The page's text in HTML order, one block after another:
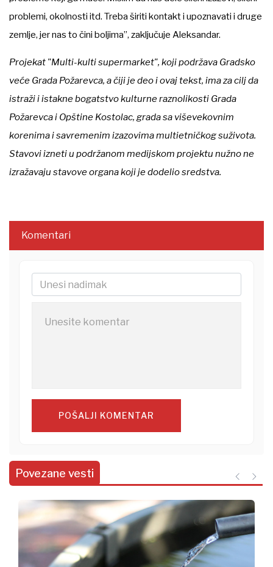
problemi, okolnosti itd. Treba širiti kontakt i upoznavati i druge
zemlje, jer nas to čini boljima”, zaključuje Aleksandar.
Projekat "Multi-kulti supermarket", koji podržava Gradsko
veće Grada Požarevca, a čiji je deo i ovaj tekst, ima za cilj da
istraži i istakne bogatstvo kulturne raznolikosti Grada
Požarevca i Opštine Kostolac, grada sa viševekovnim
korenima i savremenim izazovima multietničkog suživota.
Stavovi izneti u podržanom medijskom projektu nužno ne
izražavaju stavove organa koji je dodelio sredstva.
Komentari
POŠALJI KOMENTAR
Povezane vesti